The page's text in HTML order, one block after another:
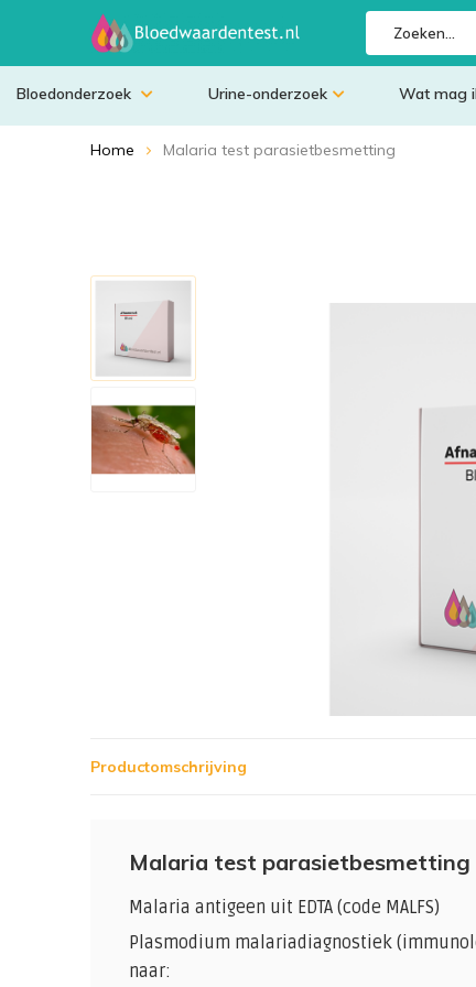
Bloedonderzoek Urine-onderzoek Wat mag
Home Malaria test parasietbesmetting
Productomschrijving
Malaria test parasietbesmetting
Malaria antigeen uit EDTA (code MALFS)
Plasmodium malariadiagnostiek
naar: